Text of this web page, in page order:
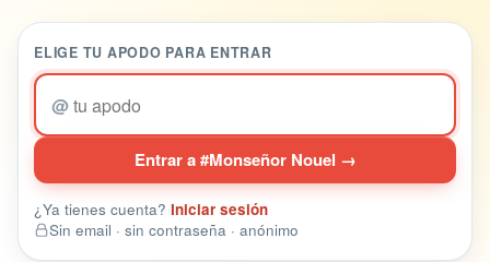
ELIGE TU APODO PARA ENTRAR
@
Entrar a #Monseñor Nouel →
¿Ya tienes cuenta? Iniciar sesión
Sin email · sin contraseña · anónimo